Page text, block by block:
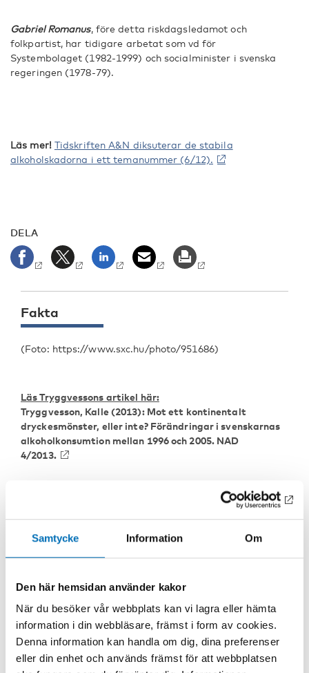
Samtycke Information Om
Den här hemsidan använder kakor
När du besöker vår webbplats kan vi lagra eller hämta
information i din webbläsare, främst i form av cookies.
Denna information kan handla om dig, dina preferenser
eller din enhet och används främst för att webbplatsen
Gabriel Romanus, före detta riskdagsledamot och
folkpartist, har tidigare arbetat som vd för
Systembolaget (1982-1999) och socialminister i svenska
regeringen (1978-79).
Läs mer! Tidskriften A&N diksuterar de stabila
alkoholskadorna i ett temanummer (6/12).
DELA
Fakta
(Foto: https://www.sxc.hu/photo/951686)
Läs Tryggvessons artikel här:
Tryggvesson, Kalle(2013): Mot ett kontinentalt
dryckesmönster, eller inte? Förändringar i svenskarnas
alkoholkonsumtion mellan 1996 och 2005. NAD
4/2013.
alkohol, alkoholskador Alkohol